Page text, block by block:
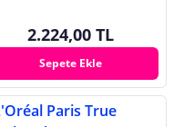
2.224,00 TL
Sepete Ekle